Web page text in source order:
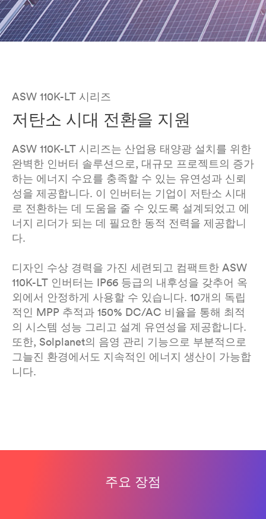
ASW 110K-LT 시리즈
저탄소 시대 전환을 지원
ASW 110K-LT 시리즈는 산업용 태양광 설치를 위한
완벽한 인버터 솔루션으로, 대규모 프로젝트의 증가
하는 에너지 수요를 충족할 수 있는 유연성과 신뢰
성을 제공합니다. 이 인버터는 기업이 저탄소 시대
로 전환하는 데 도움을 줄 수 있도록 설계되었고 에
너지 리더가 되는 데 필요한 동적 전력을 제공합니
다.
디자인 수상 경력을 가진 세련되고 컴팩트한 ASW
110K-LT 인버터는 IP66 등급의 내후성을 갖추어 옥
외에서 안정하게 사용할 수 있습니다. 10개의 독립
적인 MPP 추적과 150% DC/AC 비율을 통해 최적
의 시스템 성능 그리고 설계 유연성을 제공합니다.
또한, Solplanet의 음영 관리 기능으로 부분적으로
그늘진 환경에서도 지속적인 에너지 생산이 가능합
니다.
주요 장점